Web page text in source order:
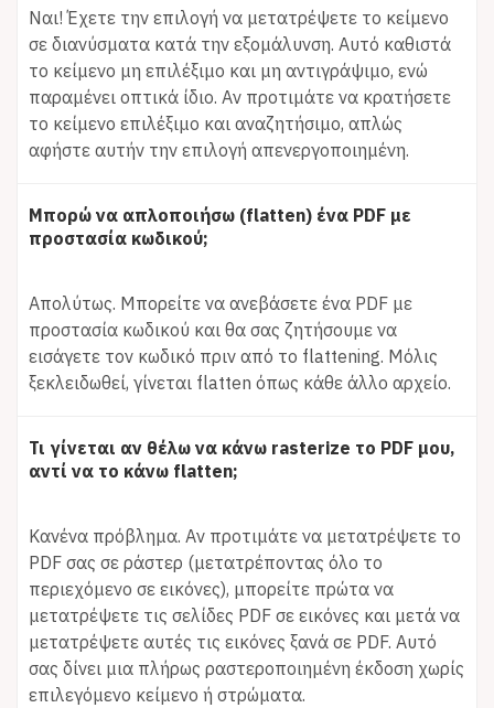
Ναι! Έχετε την επιλογή να μετατρέψετε το κείμενο
σε διανύσματα κατά την εξομάλυνση. Αυτό καθιστά
το κείμενο μη επιλέξιμο και μη αντιγράψιμο, ενώ
παραμένει οπτικά ίδιο. Αν προτιμάτε να κρατήσετε
το κείμενο επιλέξιμο και αναζητήσιμο, απλώς
αφήστε αυτήν την επιλογή απενεργοποιημένη.
Μπορώ να απλοποιήσω (flatten) ένα PDF με
προστασία κωδικού;
Απολύτως. Μπορείτε να ανεβάσετε ένα PDF με
προστασία κωδικού και θα σας ζητήσουμε να
εισάγετε τον κωδικό πριν από το flattening. Μόλις
ξεκλειδωθεί, γίνεται flatten όπως κάθε άλλο αρχείο.
Τι γίνεται αν θέλω να κάνω rasterize το PDF μου,
αντί να το κάνω flatten;
Κανένα πρόβλημα. Αν προτιμάτε να μετατρέψετε το
PDF σας σε ράστερ (μετατρέποντας όλο το
περιεχόμενο σε εικόνες), μπορείτε πρώτα να
μετατρέψετε τις σελίδες PDF σε εικόνες και μετά να
μετατρέψετε αυτές τις εικόνες ξανά σε PDF. Αυτό
σας δίνει μια πλήρως ραστεροποιημένη έκδοση χωρίς
επιλεγόμενο κείμενο ή στρώματα.